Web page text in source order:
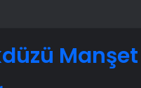
Manşet